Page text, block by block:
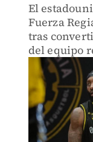
El
Fuerza
tras
del equipo